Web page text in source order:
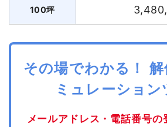
100坪
その場でわかる！
ミュレーション
メールアドレス・電話番号の